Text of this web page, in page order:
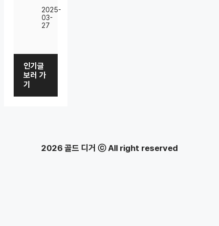
2025-
03-
27
인기글
보러 가
기
2026 골드 디거 ⓒ All right reserved